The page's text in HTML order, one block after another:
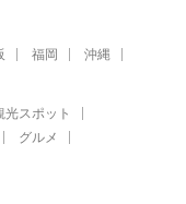
福岡 沖縄
光スポット
グルメ